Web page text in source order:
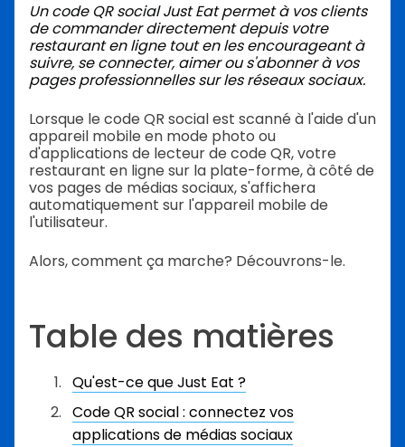
Un code QR social Just Eat permet à vos clients
de commander directement depuis votre
restaurant en ligne tout en les encourageant à
suivre, se connecter, aimer ou s'abonner à vos
pages professionnelles sur les réseaux sociaux.
Lorsque le code QR social est scanné à l'aide d'un
appareil mobile en mode photo ou
d'applications de lecteur de code QR, votre
restaurant en ligne sur la plate-forme, à côté de
vos pages de médias sociaux, s'affichera
automatiquement sur l'appareil mobile de
l'utilisateur.
Alors, comment ça marche? Découvrons-le.
Table des matières
Qu'est-ce que Just Eat ?
Code QR social : connectez vos
applications de médias sociaux